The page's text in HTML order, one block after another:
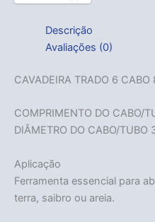
Descrição
Avaliações (0)
CAVADEIRA TRADO 6
COMPRIMENTO DO CABO/
DIÂMETRO DO CABO/TUBO
Aplicação
Ferramenta essencial para
terra, saibro ou areia.